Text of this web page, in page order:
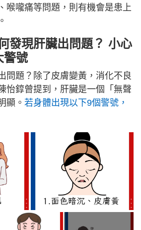
喉嚨痛等問題，則有機會是患上
發現肝臟出問題？ 小心
警號
問題？除了皮膚變黃，消化不良
怡錞曾提到，肝臟是一個「無聲
顯。 若身體出現以下9個警號，